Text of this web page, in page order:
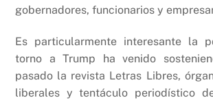
gobernadores, funcionarios y
Es particularmente interesante la
torno a Trump ha venido
pasado la revista Letras Libres,
liberales y tentáculo periodístico